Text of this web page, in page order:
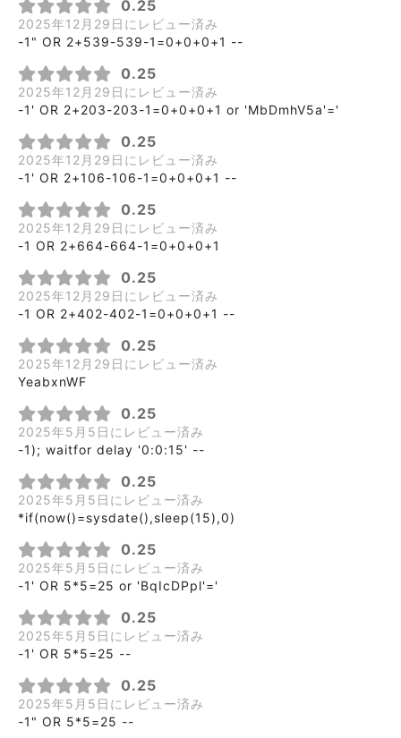
0.25
2025年12月29日にレビュー済み
-1" OR 2+539-539-1=0+0+0+1 --
0.25
2025年12月29日にレビュー済み
-1' OR 2+203-203-1=0+0+0+1 or 'MbDmhV5a'='
0.25
2025年12月29日にレビュー済み
-1' OR 2+106-106-1=0+0+0+1 --
0.25
2025年12月29日にレビュー済み
-1 OR 2+664-664-1=0+0+0+1
0.25
2025年12月29日にレビュー済み
-1 OR 2+402-402-1=0+0+0+1 --
0.25
2025年12月29日にレビュー済み
YeabxnWF
0.25
2025年5月5日にレビュー済み
-1); waitfor delay '0:0:15' --
0.25
2025年5月5日にレビュー済み
*if(now()=sysdate(),sleep(15),0)
0.25
2025年5月5日にレビュー済み
-1' OR 5*5=25 or 'BqIcDPpl'='
0.25
2025年5月5日にレビュー済み
-1' OR 5*5=25 --
0.25
2025年5月5日にレビュー済み
-1" OR 5*5=25 --